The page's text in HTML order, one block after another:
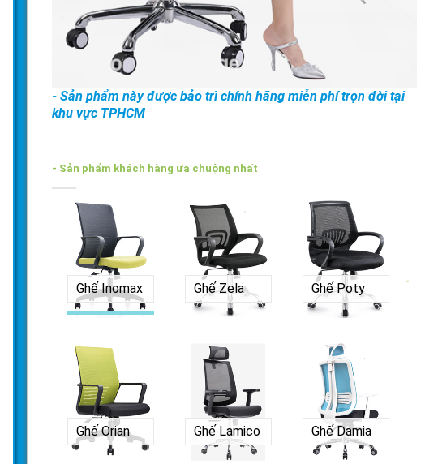
- Sản phẩm này được bảo trì chính hãng miễn phí trọn đời tại
khu vực TPHCM
- Sản phẩm khách hàng ưa chuộng nhất
Ghế Inomax Ghế Zela Ghế Poty
Ghế Orian Ghế Lamico Ghế Damia
-